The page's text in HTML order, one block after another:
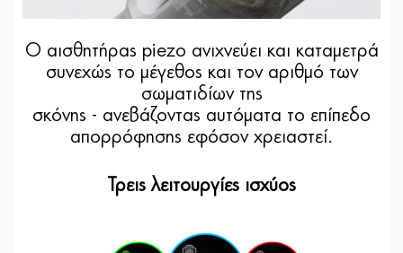
Ο αισθητήρας piezo ανιχνεύει και καταμετρά
συνεχώς το μέγεθος και τον αριθμό των
σωματιδίων της
σκόνης - ανεβάζοντας αυτόματα το επίπεδο
απορρόφησης εφόσον χρειαστεί.
Τρεις λειτουργίες ισχύος